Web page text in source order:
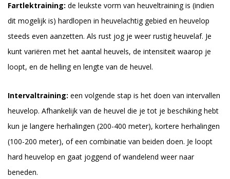
Fartlektraining: de leukste vorm van heuveltraining is (indien
dit mogelijk is) hardlopen in heuvelachtig gebied en heuvelop
steeds even aanzetten. Als rust jog je weer rustig heuvelaf. Je
kunt variëren met het aantal heuvels, de intensiteit waarop je
loopt, en de helling en lengte van de heuvel.
Intervaltraining: een volgende stap is het doen van intervallen
heuvelop. Afhankelijk van de heuvel die je tot je beschiking hebt
kun je langere herhalingen (200-400 meter), kortere herhalingen
(100-200 meter), of een combinatie van beiden doen. Je loopt
hard heuvelop en gaat joggend of wandelend weer naar
beneden.